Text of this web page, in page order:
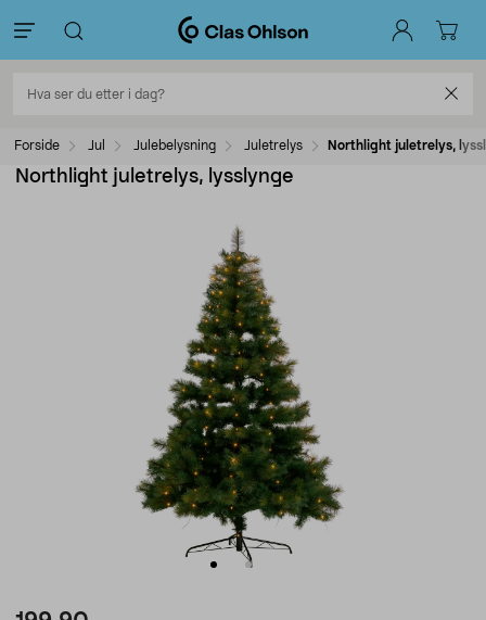
Forside Jul Julebelysning Juletrelys Northlight juletrelys,
Northlight juletrelys, lysslynge